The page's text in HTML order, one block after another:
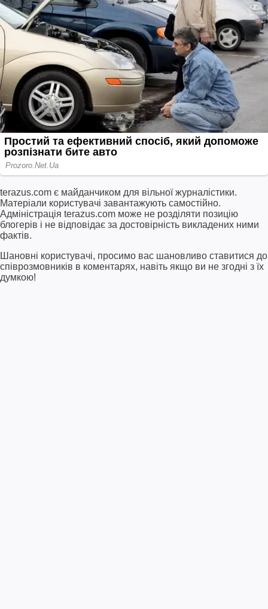
terazus.com є майданчиком для вільної журналістики.
Матеріали користувачі завантажують самостійно.
Адміністрація terazus.com може не розділяти позицію
блогерів і не відповідає за достовірність викладених ними
фактів.
Шановні користувачі, просимо вас шановливо ставитися до
співрозмовників в коментарях, навіть якщо ви не згодні з їх
думкою!